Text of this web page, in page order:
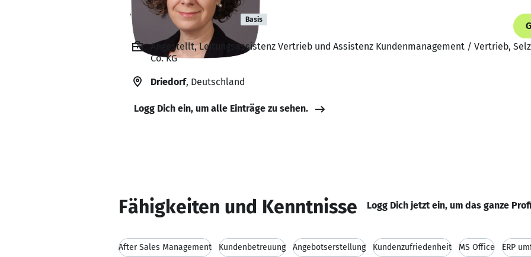
Tatjana Röder Basis
Angestellt, Leitungsassistenz Vertrieb und Assistenz Kundenmanagement / Vertrieb,
Co. KG
Driedorf, Deutschland
Logg Dich ein, um alle Einträge zu sehen.
Fähigkeiten und Kenntnisse Logg Dich jetzt ein, um das ganze
After Sales Management Kundenbetreuung Angebotserstellung Kundenzufriedenheit MS Office ERP